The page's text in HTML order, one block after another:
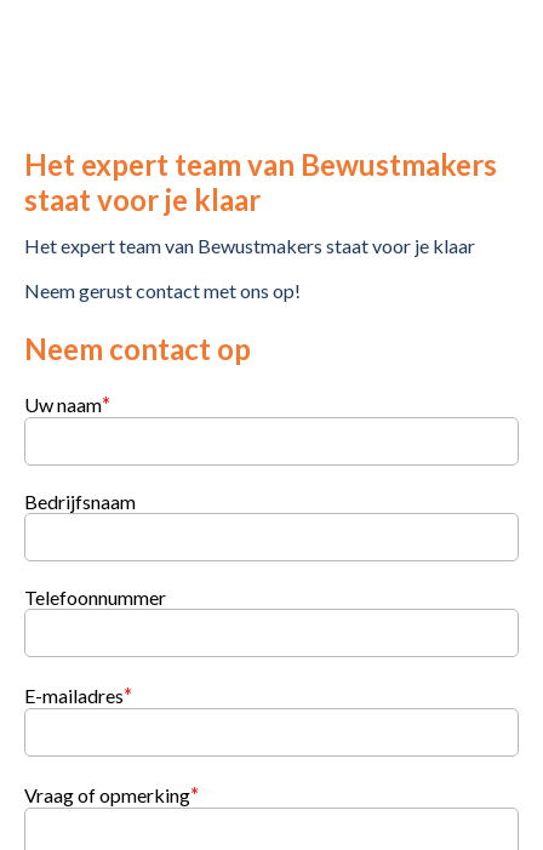
Het expert team van Bewustmakers
staat voor je klaar
Het expert team van Bewustmakers staat voor je klaar
Neem gerust contact met ons op!
Neem contact op
Uw naam*
Bedrijfsnaam
Telefoonnummer
E-mailadres*
Vraag of opmerking*